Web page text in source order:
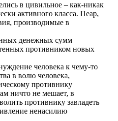
в цивильное – как-никак
активного класса. Пеар,
производимые в
денежных сумм
противником новых
человека к чему-то
в волю человека,
противнику
ничто не мешает, в
противнику завладеть
ненасилию